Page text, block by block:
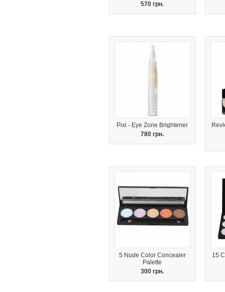
570 грн.
Pixi - Eye Zone Brightener
780 грн.
5 Nude Color Concealer
Palette
300 грн.
15